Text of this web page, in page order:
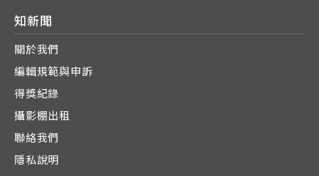
知新聞
關於我們
編輯規範與申訴
得獎紀錄
攝影棚出租
聯絡我們
隱私說明